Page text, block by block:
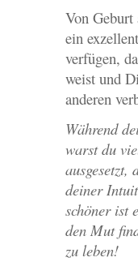
Von Geburt
ein
verfügen,
weist und
anderen
Während
warst du
ausgesetzt,
deiner
schöner ist
den Mut
zu leben!